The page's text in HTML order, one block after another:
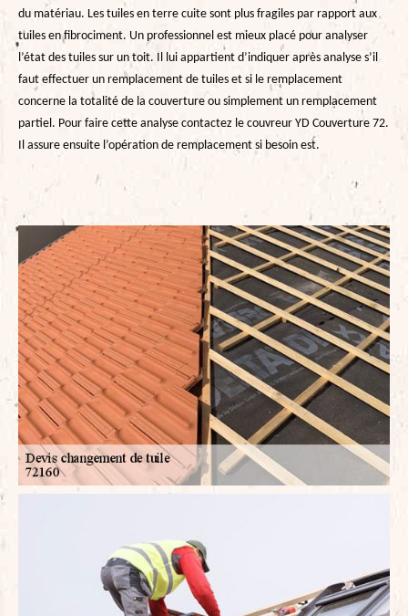
du matériau. Les tuiles en terre cuite sont plus fragiles par rapport aux
tuiles en fibrociment. Un professionnel est mieux placé pour analyser
l’état des tuiles sur un toit. Il lui appartient d’indiquer après analyse s’il
faut effectuer un remplacement de tuiles et si le remplacement
concerne la totalité de la couverture ou simplement un remplacement
partiel. Pour faire cette analyse contactez le couvreur YD Couverture 72.
Il assure ensuite l’opération de remplacement si besoin est.